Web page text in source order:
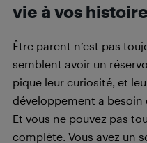
vie à vos
Être parent n’est pas
semblent avoir un
pique leur curiosité, et
développement a besoin
Et vous ne pouvez pas
complète. Vous avez un